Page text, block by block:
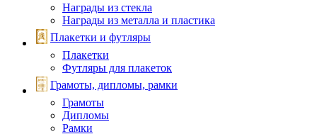
Награды из стекла
Награды из металла и пластика
Плакетки и футляры
Плакетки
Футляры для плакеток
Грамоты, дипломы, рамки
Грамоты
Дипломы
Рамки